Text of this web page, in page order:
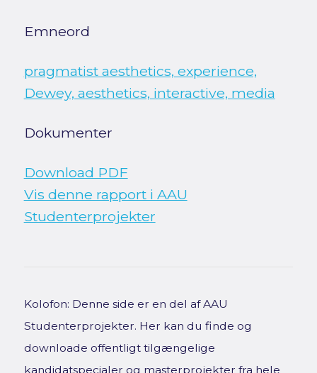
Emneord
pragmatist aesthetics, experience,
Dewey, aesthetics, interactive, media
Dokumenter
Download PDF
Vis denne rapport i AAU
Studenterprojekter
Kolofon: Denne side er en del af AAU
Studenterprojekter. Her kan du finde og
downloade offentligt tilgængelige
kandidatspecialer og masterprojekter fra hele